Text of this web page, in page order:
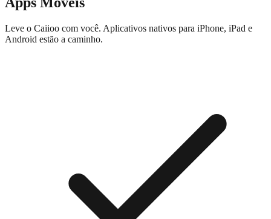
Leve o Caiioo com você. Aplicativos nativos para iPhone, iPad e
Android estão a caminho.